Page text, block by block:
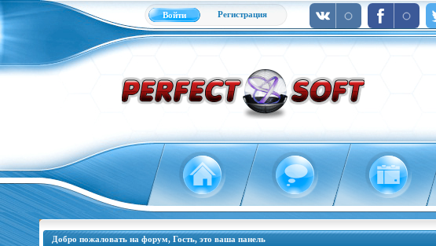
Войти Регистрация
Добро пожаловать на форум, Гость, это ваша панель